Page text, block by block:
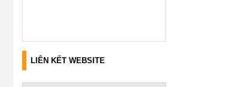
LIÊN KẾT WEBSITE